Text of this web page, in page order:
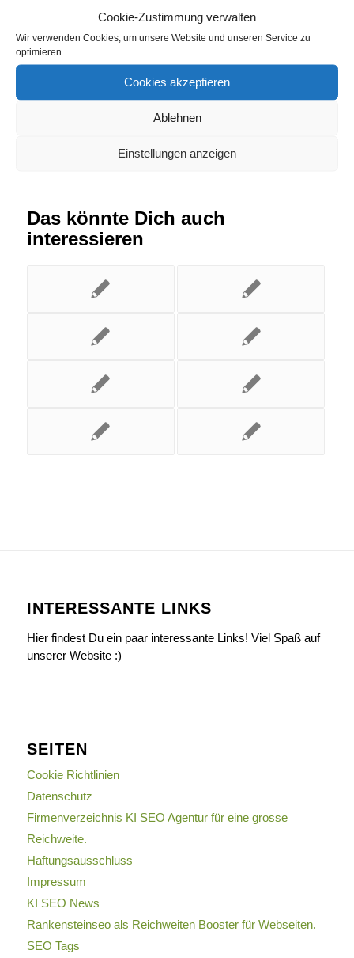
Cookie-Zustimmung verwalten
Wir verwenden Cookies, um unsere Website und unseren Service zu
optimieren.
Cookies akzeptieren
Ablehnen
Einstellungen anzeigen
Strompreisvergleich Welden
Eintrag teilen
Das könnte Dich auch
interessieren
INTERESSANTE LINKS
Hier findest Du ein paar interessante Links! Viel Spaß auf
unserer Website :)
SEITEN
Cookie Richtlinien
Datenschutz
Firmenverzeichnis KI SEO Agentur für eine grosse
Reichweite.
Haftungsausschluss
Impressum
KI SEO News
Rankensteinseo als Reichweiten Booster für Webseiten.
SEO Tags